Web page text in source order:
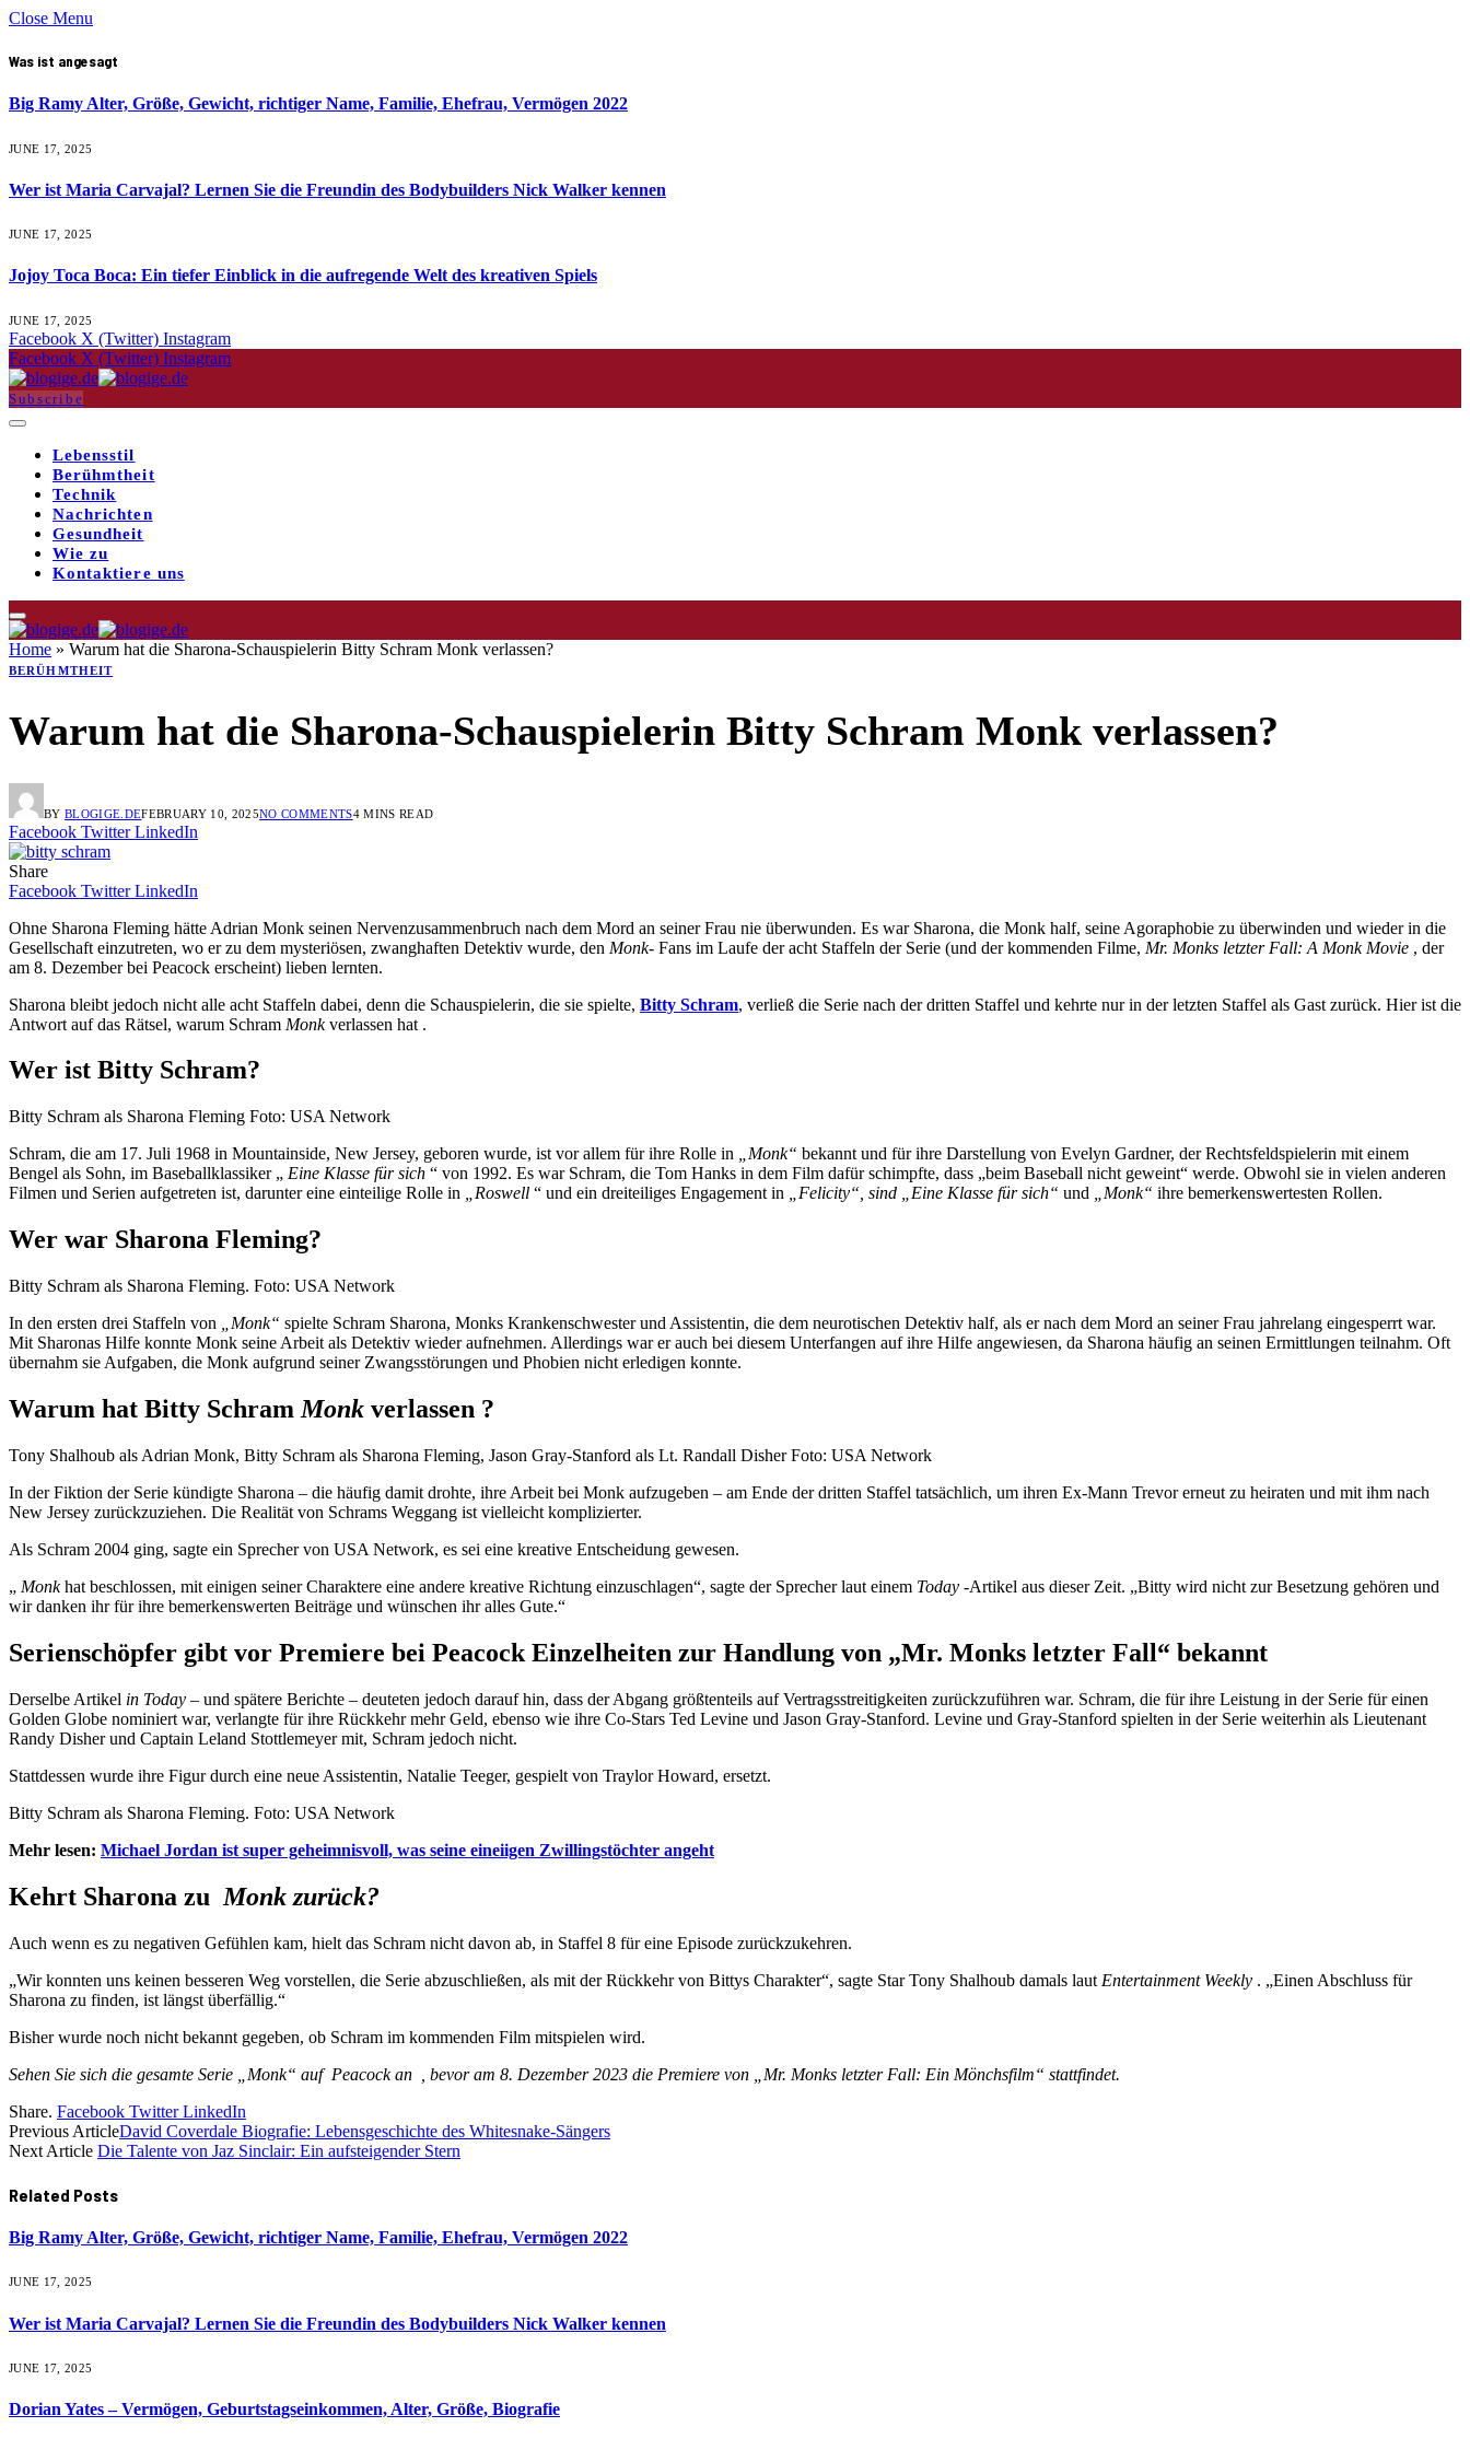
Close Menu
Was ist angesagt
Big Ramy Alter, Größe, Gewicht, richtiger Name, Familie, Ehefrau, Vermögen 2022
JUNE 17, 2025
Wer ist Maria Carvajal? Lernen Sie die Freundin des Bodybuilders Nick Walker kennen
JUNE 17, 2025
Jojoy Toca Boca: Ein tiefer Einblick in die aufregende Welt des kreativen Spiels
JUNE 17, 2025
Facebook X (Twitter) Instagram
Facebook X (Twitter) Instagram
Subscribe
Lebensstil
Berühmtheit
Technik
Nachrichten
Gesundheit
Wie zu
Kontaktiere uns
Home » Warum hat die Sharona-Schauspielerin Bitty Schram Monk verlassen?
BERÜHMTHEIT
Warum hat die Sharona-Schauspielerin Bitty Schram Monk verlassen?
BY BLOGIGE.DEFEBRUARY 10, 2025NO COMMENTS4 MINS READ
Facebook Twitter LinkedIn
Share
Facebook Twitter LinkedIn
Ohne Sharona Fleming hätte Adrian Monk seinen Nervenzusammenbruch nach dem Mord an seiner Frau nie überwunden. Es war Sharona, die Monk half, seine Agoraphobie zu überwinden und wieder in die
Gesellschaft einzutreten, wo er zu dem mysteriösen, zwanghaften Detektiv wurde, den Monk- Fans im Laufe der acht Staffeln der Serie (und der kommenden Filme, Mr. Monks letzter Fall: A Monk Movie , der
am 8. Dezember bei Peacock erscheint) lieben lernten.
Sharona bleibt jedoch nicht alle acht Staffeln dabei, denn die Schauspielerin, die sie spielte, Bitty Schram, verließ die Serie nach der dritten Staffel und kehrte nur in der letzten Staffel als Gast zurück. Hier ist die
Antwort auf das Rätsel, warum Schram Monkverlassen hat .
Wer ist Bitty Schram?
Bitty Schram als Sharona Fleming Foto: USA Network
Schram, die am 17. Juli 1968 in Mountainside, New Jersey, geboren wurde, ist vor allem für ihre Rolle in
„Monk“ bekannt und für ihre Darstellung von Evelyn Gardner, der Rechtsfeldspielerin mit einem
Bengel als Sohn, im Baseballklassiker „ Eine Klasse für sich “ von 1992. Es war Schram, die Tom Hanks in dem Film dafür schimpfte, dass „beim Baseball nicht geweint“ werde. Obwohl sie in vielen anderen
Filmen und Serien aufgetreten ist, darunter eine einteilige Rolle in
„Roswell “ und ein dreiteiliges Engagement in „Felicity“, sind „Eine Klasse für sich“ und „Monk“ ihre bemerkenswertesten Rollen.
Wer war Sharona Fleming?
Bitty Schram als Sharona Fleming. Foto: USA Network
In den ersten drei Staffeln von
„Monk“ spielte Schram Sharona, Monks Krankenschwester und Assistentin, die dem neurotischen Detektiv half, als er nach dem Mord an seiner Frau jahrelang eingesperrt war.
Mit Sharonas Hilfe konnte Monk seine Arbeit als Detektiv wieder aufnehmen. Allerdings war er auch bei diesem Unterfangen auf ihre Hilfe angewiesen, da Sharona häufig an seinen Ermittlungen teilnahm. Oft
übernahm sie Aufgaben, die Monk aufgrund seiner Zwangsstörungen und Phobien nicht erledigen konnte.
Warum hat Bitty Schram Monk verlassen ?
Tony Shalhoub als Adrian Monk, Bitty Schram als Sharona Fleming, Jason Gray-Stanford als Lt. Randall Disher Foto: USA Network
In der Fiktion der Serie kündigte Sharona – die häufig damit drohte, ihre Arbeit bei Monk aufzugeben – am Ende der dritten Staffel tatsächlich, um ihren Ex-Mann Trevor erneut zu heiraten und mit ihm nach
New Jersey zurückzuziehen. Die Realität von Schrams Weggang ist vielleicht komplizierter.
Als Schram 2004 ging, sagte ein Sprecher von USA Network, es sei eine kreative Entscheidung gewesen.
„ Monkhat beschlossen, mit einigen seiner Charaktere eine andere kreative Richtung einzuschlagen“, sagte der Sprecher laut einem Today -Artikel aus dieser Zeit. „Bitty wird nicht zur Besetzung gehören und
wir danken ihr für ihre bemerkenswerten Beiträge und wünschen ihr alles Gute.“
Serienschöpfer gibt vor Premiere bei Peacock Einzelheiten zur Handlung von „Mr. Monks letzter Fall“ bekannt
Derselbe Artikel in Today – und spätere Berichte – deuteten jedoch darauf hin, dass der Abgang größtenteils auf Vertragsstreitigkeiten zurückzuführen war. Schram, die für ihre Leistung in der Serie für einen
Golden Globe nominiert war, verlangte für ihre Rückkehr mehr Geld, ebenso wie ihre Co-Stars Ted Levine und Jason Gray-Stanford. Levine und Gray-Stanford spielten in der Serie weiterhin als Lieutenant
Randy Disher und Captain Leland Stottlemeyer mit, Schram jedoch nicht.
Stattdessen wurde ihre Figur durch eine neue Assistentin, Natalie Teeger, gespielt von Traylor Howard, ersetzt.
Bitty Schram als Sharona Fleming. Foto: USA Network
Mehr lesen: Michael Jordan ist super geheimnisvoll, was seine eineiigen Zwillingstöchter angeht
Kehrt Sharona zu Monk zurück?
Auch wenn es zu negativen Gefühlen kam, hielt das Schram nicht davon ab, in Staffel 8 für eine Episode zurückzukehren.
„Wir konnten uns keinen besseren Weg vorstellen, die Serie abzuschließen, als mit der Rückkehr von Bittys Charakter“, sagte Star Tony Shalhoub damals laut Entertainment Weekly . „Einen Abschluss für
Sharona zu finden, ist längst überfällig.“
Bisher wurde noch nicht bekannt gegeben, ob Schram im kommenden Film mitspielen wird.
Sehen Sie sich die gesamte Serie „Monk“ auf Peacock an , bevor am 8. Dezember 2023 die Premiere von „Mr. Monks letzter Fall: Ein Mönchsfilm“ stattfindet.
Share. Facebook Twitter LinkedIn
Previous ArticleDavid Coverdale Biografie: Lebensgeschichte des Whitesnake-Sängers
Next Article Die Talente von Jaz Sinclair: Ein aufsteigender Stern
Related Posts
Big Ramy Alter, Größe, Gewicht, richtiger Name, Familie, Ehefrau, Vermögen 2022
JUNE 17, 2025
Wer ist Maria Carvajal? Lernen Sie die Freundin des Bodybuilders Nick Walker kennen
JUNE 17, 2025
Dorian Yates – Vermögen, Geburtstagseinkommen, Alter, Größe, Biografie